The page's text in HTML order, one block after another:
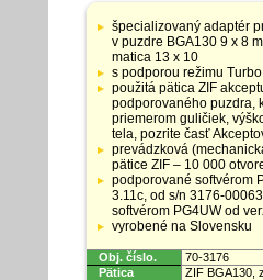
Tabuľka
so
špecifikáciami
adaptérov
špecializovaný adaptér
v puzdre BGA130 9 x 8
matica 13 x 10
s podporou režimu
použitá pätica ZIF
podporovaného puzdra,
priemerom guličiek,
tela, pozrite časť
prevádzková
pätice ZIF – 10 000
podporované softvérom
3.11c, od s/n 3176-
softvérom PG4UW od
vyrobené na Slovensku
Obj. číslo.
70-3176
Pätica
ZIF BGA130,